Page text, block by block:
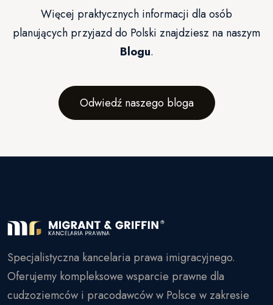
Więcej praktycznych informacji dla osób
planujących przyjazd do Polski znajdziesz na naszym
Blogu.
Odwiedź naszego bloga
Specjalistyczna kancelaria prawa imigracyjnego.
Oferujemy kompleksowe wsparcie prawne dla
cudzoziemców i pracodawców w Polsce w zakresie